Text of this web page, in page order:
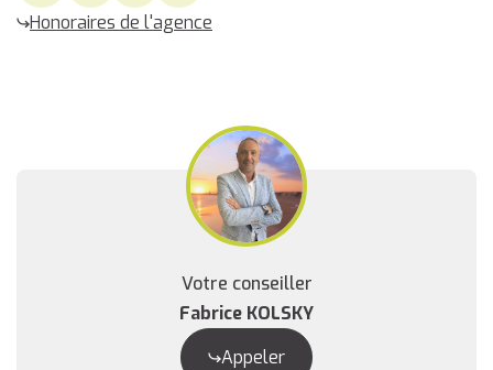
Honoraires de l'agence
Votre conseiller
Fabrice KOLSKY
Appeler